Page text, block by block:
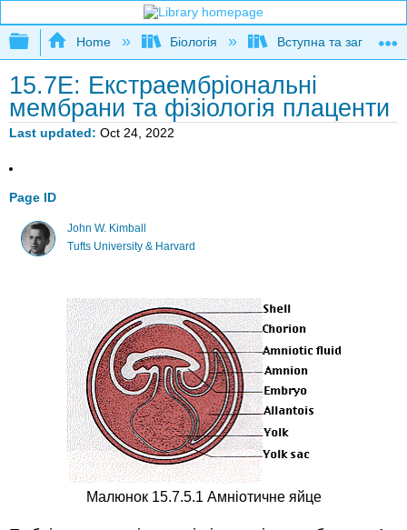
Expand/collapse global hierarchy
Home Біологія Вступна та загальна
15.7E: Екстраембріональні
мембрани та фізіологія плаценти
Last updated Oct 24, 2022
Page ID
John W. Kimball
Tufts University & Harvard
Малюнок 15.7.5.1 Амніотичне яйце